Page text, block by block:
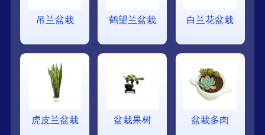
吊兰盆栽 鹤望兰盆栽 白兰花盆栽
虎皮兰盆栽 盆栽果树 盆栽多肉